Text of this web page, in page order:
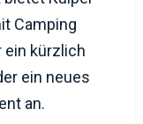
Camping
kürzlich
ein neues
an.